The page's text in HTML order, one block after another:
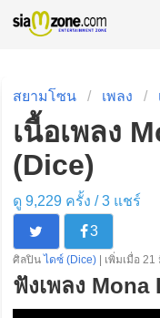
สยามโซน เพลง
เนื้อเพลง
(Dice)
ดู 9,229 ครั้ง /3แชร์
3
ศิลปิน ไดซ์ (Dice) | เพิ่มเมื่อ
ฟังเพลง Mona